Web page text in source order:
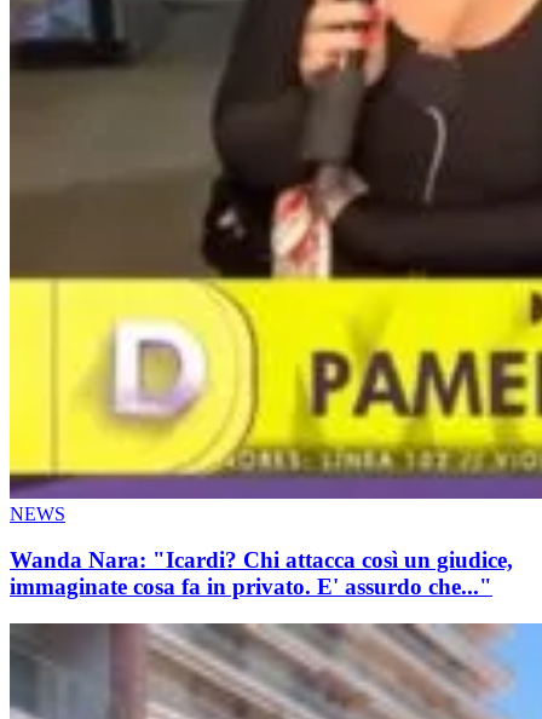
NEWS
Wanda Nara: "Icardi? Chi attacca così un giudice,
immaginate cosa fa in privato. E' assurdo che..."